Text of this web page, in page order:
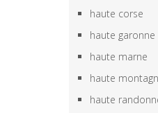
haute corse
haute garonne
haute marne
haute
haute